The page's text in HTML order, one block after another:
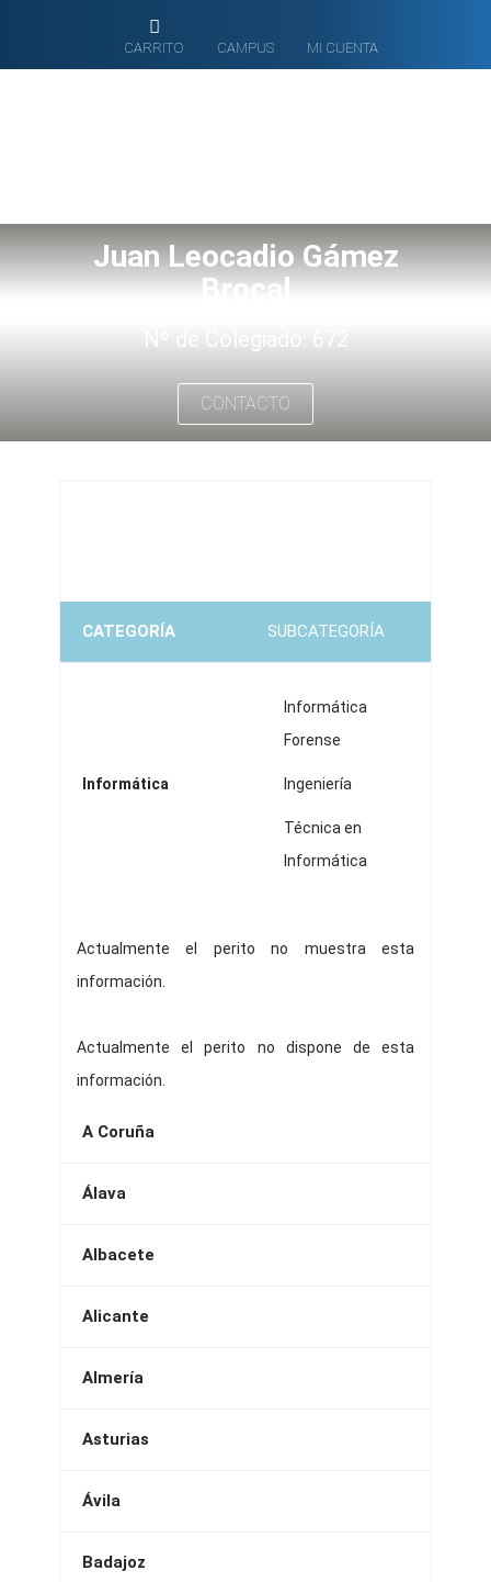
CARRITO CAMPUS MI CUENTA
Juan Leocadio Gámez
Brocal
Nº de Colegiado: 672
CONTACTO
CATEGORÍA SUBCATEGORÍA
Informática
Informática
Forense
Ingeniería
Técnica en
Informática
Actualmente el perito no muestra esta
información.
Actualmente el perito no dispone de esta
información.
A Coruña
Álava
Albacete
Alicante
Almería
Asturias
Ávila
Badajoz